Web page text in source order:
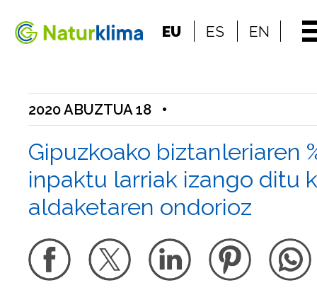
Edukietara jo
EU ES EN
2020 ABUZTUA 18 •
Gipuzkoako biztanleriaren
inpaktu larriak izango ditu
aldaketaren ondorioz